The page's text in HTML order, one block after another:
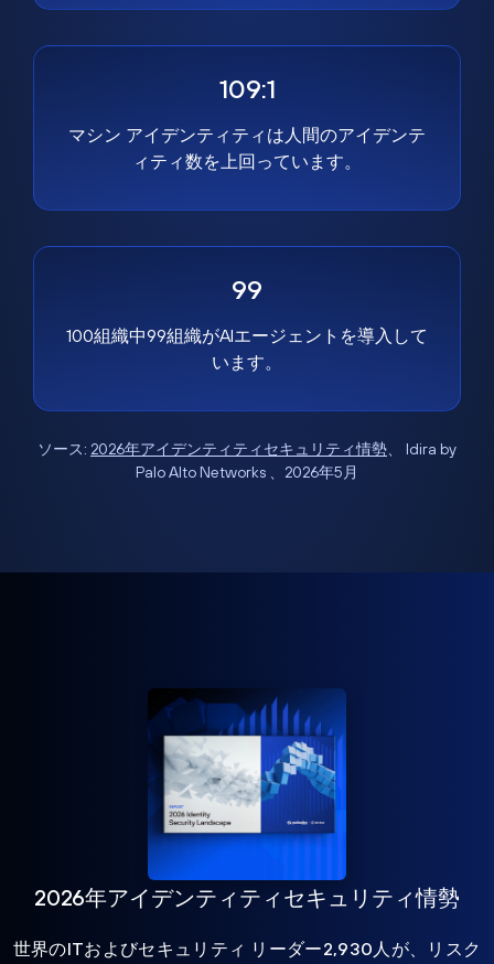
109:1
マシン アイデンティティは人間のアイデンテ
ィティ数を上回っています。
99
100組織中99組織がAIエージェントを導入して
います。
ソース: 2026年アイデンティティセキュリティ情勢、 Idira by
Palo Alto Networks 、2026年5月
2026年アイデンティティセキュリティ情勢
世界のITおよびセキュリティ リーダー2,930人が、リスク